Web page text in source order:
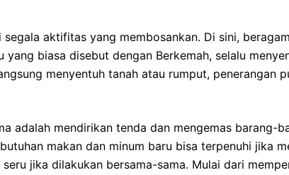
aktifitas yang membosankan. Di sini,
biasa disebut dengan Berkemah, selalu
menyentuh tanah atau rumput, penerangan
adalah mendirikan tenda dan mengemas barang-
makan dan minum baru bisa terpenuhi jika
jika dilakukan bersama-sama. Mulai dari